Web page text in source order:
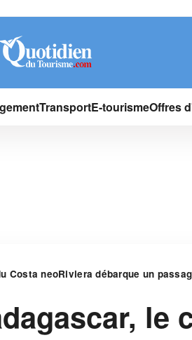
TransportE-tourismeOffres
Costa neoRiviera débarque un
le